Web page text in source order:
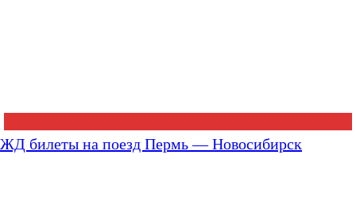
ЖД билеты на поезд Пермь — Новосибирск